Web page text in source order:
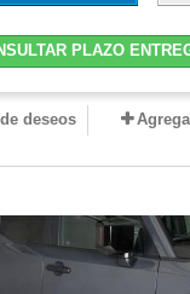
PLAZO
deseos